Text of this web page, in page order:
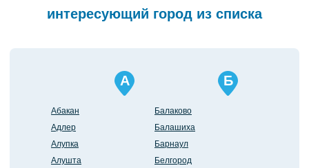
интересующий город из списка
А
Абакан
Адлер
Алупка
Алушта
Б
Балаково
Балашиха
Барнаул
Белгород